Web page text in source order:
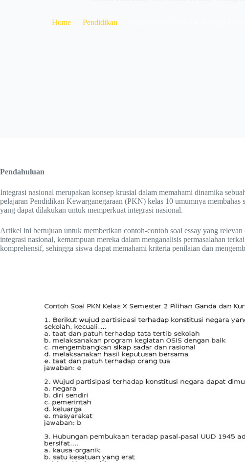
Home Pendidikan
Pendahuluan
Integrasi nasional merupakan konsep krusial dalam memahami dinamika
pelajaran Pendidikan Kewarganegaraan (PKN) kelas 10 umumnya
yang dapat dilakukan untuk memperkuat integrasi nasional.
Artikel ini bertujuan untuk memberikan contoh-contoh soal essay yang
integrasi nasional, kemampuan mereka dalam menganalisis permasalahan
komprehensif, sehingga siswa dapat memahami kriteria penilaian dan